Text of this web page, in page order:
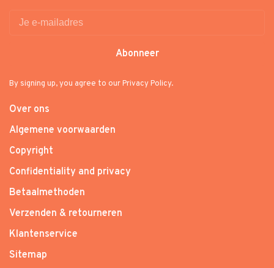
Abonneer
By signing up, you agree to our Privacy Policy.
Over ons
Algemene voorwaarden
Copyright
Confidentiality and privacy
Betaalmethoden
Verzenden & retourneren
Klantenservice
Sitemap